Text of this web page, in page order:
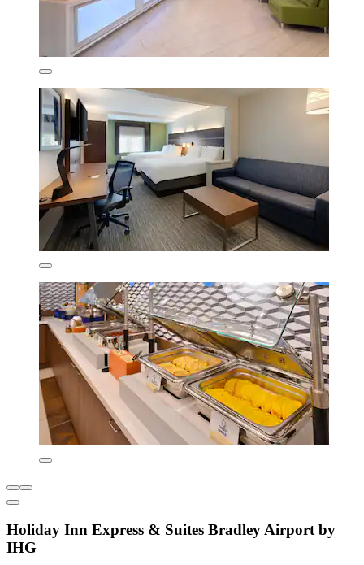
Holiday Inn Express & Suites Bradley Airport by
IHG